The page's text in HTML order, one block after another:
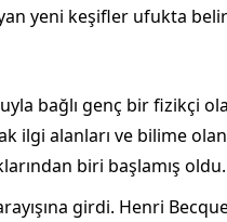
yeni keşifler ufukta
bağlı genç bir fizikçi
ilgi alanları ve bilime
biri başlamış oldu.
girdi. Henri